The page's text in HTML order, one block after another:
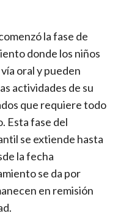
la fase de
donde los niños
oral y pueden
actividades de su
que requiere todo
Esta fase del
se extiende hasta
la fecha
se da por
en remisión